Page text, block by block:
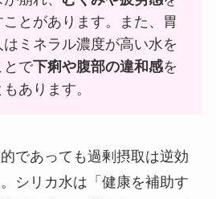
とがあります。また、胃
ミネラル濃度が高い水を
とで下痢や腹部の違和感を
あります。
であっても過剰摂取は逆効
シリカ水は「健康を補助す